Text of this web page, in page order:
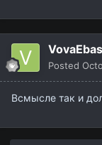
Posted
Всмысле так и